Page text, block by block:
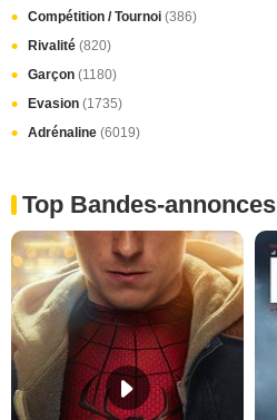
Compétition / Tournoi (386)
Rivalité (820)
Garçon (1180)
Evasion (1735)
Adrénaline (6019)
Top Bandes-annonces